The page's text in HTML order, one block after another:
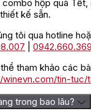
hộp quà Tết,
kế sẵn.
tôi qua hotline
0942.660.369
tham khảo các
winevn.com/tin-
trong bao lâu?